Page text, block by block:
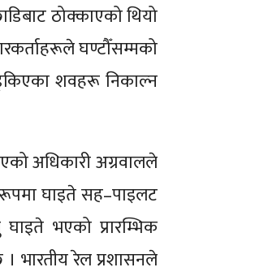
ठोक्काएको थियो
घण्टौँसम्मको
शवहरू निकाल्न
अधिकारी अग्रवालले
घाइते सह–पाइलट
भएको प्रारम्भिक
भारतीय रेल प्रशासनले